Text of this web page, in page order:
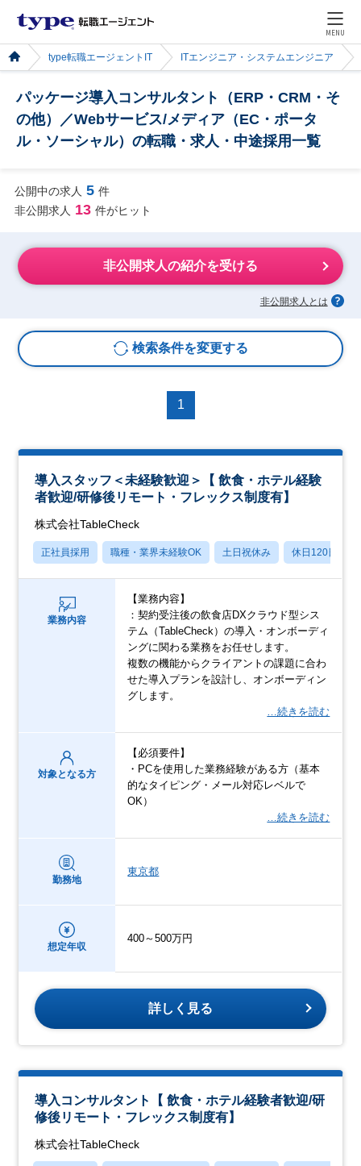
MENU
type転職エージェントIT ITエンジニア・システムエンジニア
パッケージ導入コンサルタント（ERP・CRM・そ
の他）／Webサービス/メディア（EC・ポータ
ル・ソーシャル）の転職・求人・中途採用一覧
公開中の求人 5 件
非公開求人 13 件がヒット
非公開求人の紹介を受ける
非公開求人とは
検索条件を変更する
1
導入スタッフ＜未経験歓迎＞【 飲食・ホテル経験
者歓迎/研修後リモート・フレックス制度有】
株式会社TableCheck
正社員採用 職種・業界未経験OK 土日祝休み 休日120日以上
業務内容
【業務内容】
：契約受注後の飲食店DXクラウド型シス
テム（TableCheck）の導入・オンボーディ
ングに関わる業務をお任せします。
複数の機能からクライアントの課題に合わ
せた導入プランを設計し、オンボーディン
グします。
…続きを読む
対象となる方
【必須要件】
・PCを使用した業務経験がある方（基本
的なタイピング・メール対応レベルで
OK）
…続きを読む
勤務地
東京都
想定年収
400～500万円
詳しく見る
導入コンサルタント【 飲食・ホテル経験者歓迎/研
修後リモート・フレックス制度有】
株式会社TableCheck